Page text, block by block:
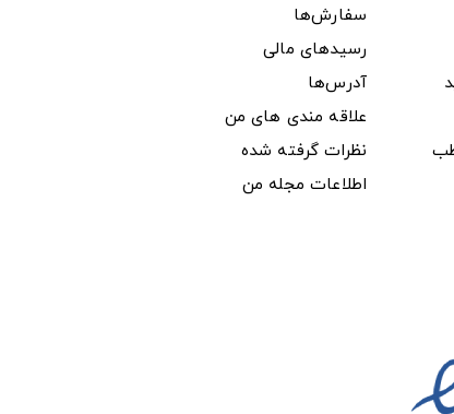
طب
سفارش‌ها
رسیدهای مالی
آدرس‌ها
علاقه مندی های من
نظرات گرفته شده
اطلاعات مجله من